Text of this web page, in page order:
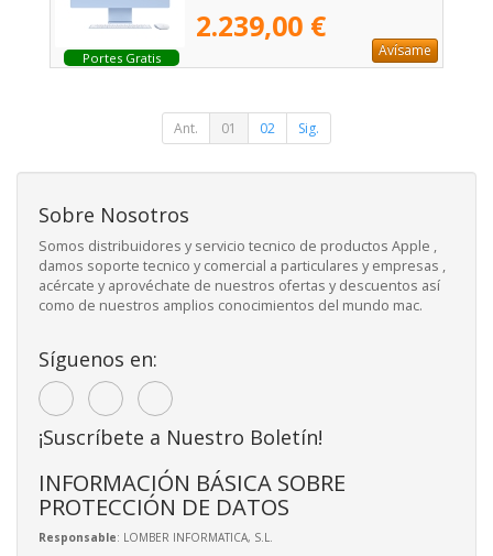
Portes Gratis
2.239,00 €
Avísame
Ant. 01 02 Sig.
Sobre Nosotros
Somos distribuidores y servicio tecnico de productos Apple ,
damos soporte tecnico y comercial a particulares y empresas ,
acércate y aprovéchate de nuestros ofertas y descuentos así
como de nuestros amplios conocimientos del mundo mac.
Síguenos en:
¡Suscríbete a Nuestro Boletín!
INFORMACIÓN BÁSICA SOBRE
PROTECCIÓN DE DATOS
Responsable: LOMBER INFORMATICA, S.L.